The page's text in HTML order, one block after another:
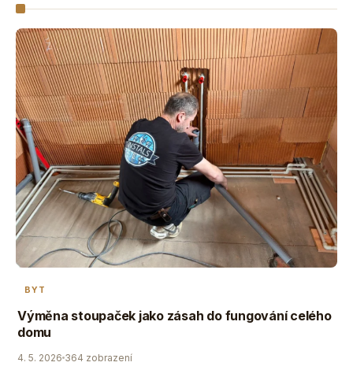
BYT
Výměna stoupaček jako zásah do fungování celého
domu
4. 5. 2026 364 zobrazení